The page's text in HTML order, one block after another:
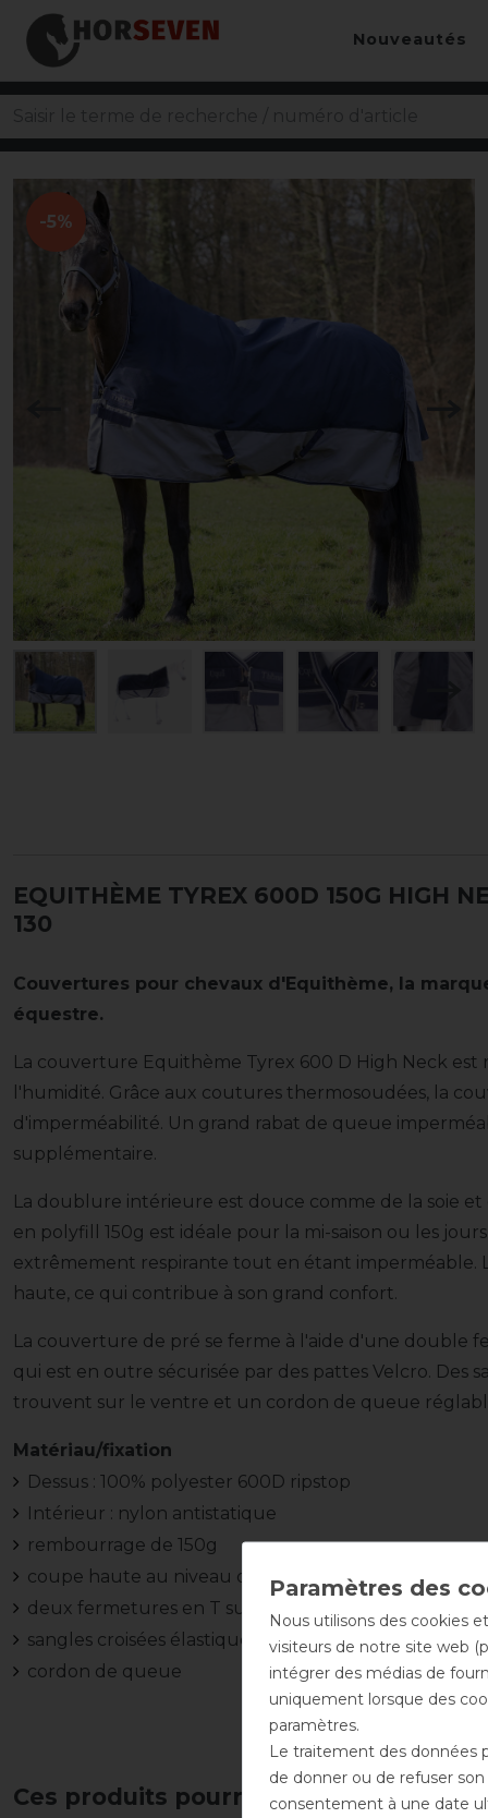
Nouveautés
-5%
EQUITHÈME TYREX 600D 150G HIGH
130
Couvertures pour chevaux d'Equithème, la
équestre.
La couverture Equithème Tyrex 600 D High Neck est
l'humidité. Grâce aux coutures thermosoudées, la
d'imperméabilité. Un grand rabat de queue
supplémentaire.
La doublure intérieure est douce comme de la soie
en polyfill 150g est idéale pour la mi-saison ou les
extrêmement respirante tout en étant imperméable.
haute, ce qui contribue à son grand confort.
La couverture de pré se ferme à l'aide d'une double
qui est en outre sécurisée par des pattes Velcro. Des
trouvent sur le ventre et un cordon de queue
Matériau/fixation
Dessus : 100% polyester 600D ripstop
Intérieur : nylon antistatique
rembourrage de 150g
coupe haute au niveau du cou
deux fermetures en T sur la poitrine sécurisées par
sangles croisées élastiques
cordon de queue
Ces produits pourraient également
Nous utilisons des cookies
visiteurs de notre site web
intégrer des médias de
uniquement lorsque des
paramètres.
Le traitement des données
de donner ou de refuser
consentement à une date